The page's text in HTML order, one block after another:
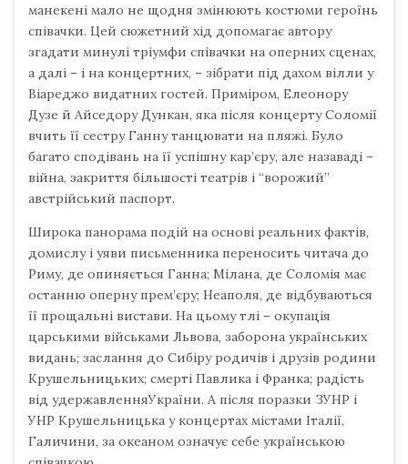
манекені мало не щодня змінюють костюми героїнь
співачки. Цей сюжетний хід допомагає автору
згадати минулі тріумфи співачки на оперних сценах,
а далі – і на концертних, – зібрати під дахом вілли у
Віареджо видатних гостей. Приміром, Елеонору
Дузе й Айседору Дункан, яка після концерту Соломії
вчить її сестру Ганну танцювати на пляжі. Було
багато сподівань на її успішну кар’єру, але назаваді –
війна, закриття більшості театрів і “ворожий”
австрійський паспорт.
Широка панорама подій на основі реальних фактів,
домислу і уяви письменника переносить читача до
Риму, де опиняється Ганна; Мілана, де Соломія має
останню оперну прем’єру; Неаполя, де відбуваються
її прощальні вистави. На цьому тлі – окупація
царськими військами Львова, заборона українських
видань; заслання до Сибіру родичів і друзів родини
Крушельницьких; смерті Павлика і Франка; радість
від удержавленняУкраїни. А після поразки ЗУНР і
УНР Крушельницька у концертах містами Італії,
Галичини, за океаном означує себе українською